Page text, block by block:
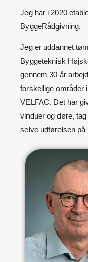
Jeg har i 2020
ByggeRådgivning.
Jeg er uddannet
Byggeteknisk
gennem 30 år
forskellige områder
VELFAC. Det har
vinduer og døre,
selve udførelsen på